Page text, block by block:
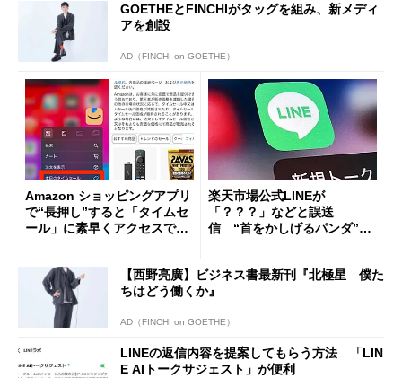
GOETHEとFINCHIがタッグを組み、新メディ
アを創設
AD（FINCHI on GOETHE）
Amazon ショッピングアプリ
で“長押し”すると「タイムセ
ール」に素早くアクセスでき
楽天市場公式LINEが
「？？？」などと誤送
信 “首をかしげるパンダ”出
【西野亮廣】ビジネス書最新刊『北極星 僕た
ちはどう働くか』
AD（FINCHI on GOETHE）
LINEの返信内容を提案してもらう方法 「LIN
E AIトークサジェスト」が便利